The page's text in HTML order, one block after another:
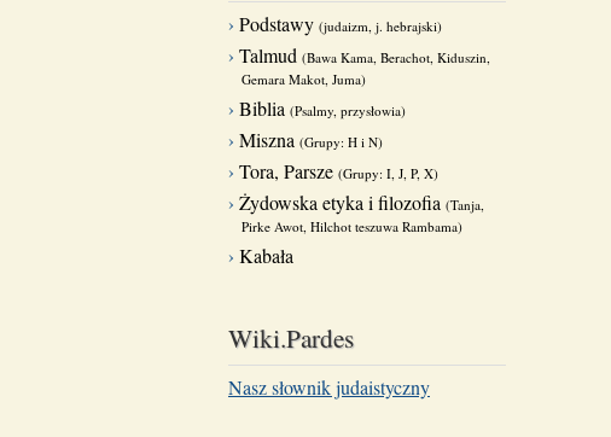
Podstawy (judaizm, j. hebrajski)
Talmud (Bawa Kama, Berachot, Kiduszin,
Gemara Makot, Juma)
Biblia (Psalmy, przysłowia)
Miszna (Grupy: H i N)
Tora, Parsze (Grupy: I, J, P, X)
Żydowska etyka i filozofia (Tanja,
Pirke Awot, Hilchot teszuwa Rambama)
Kabała
Wiki.Pardes
Nasz słownik judaistyczny